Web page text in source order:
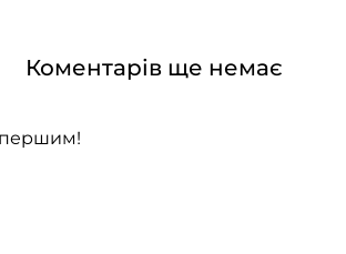
Коментарів ще немає
першим!